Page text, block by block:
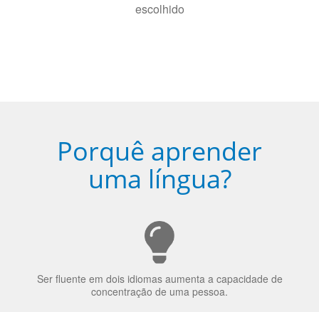
uma língua?
Ser fluente em dois idiomas aumenta a capacidade de
concentração de uma pessoa.